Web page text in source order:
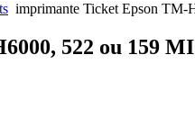
imprimante Ticket Epson
522 ou 159